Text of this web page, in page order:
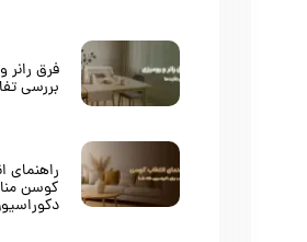
فرق رانر
بررسی
راهنمای
کوسن